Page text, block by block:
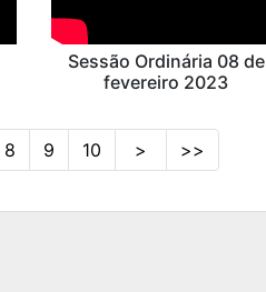
Sessão Ordinária 08 de
fevereiro 2023
8 9 10 > >>